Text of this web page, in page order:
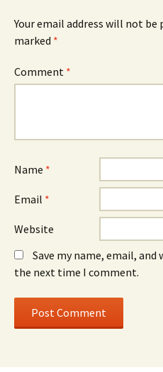
Your email address will not be
marked *
Comment *
Name *
Email *
Website
Save my name, email,
the next time I comment.